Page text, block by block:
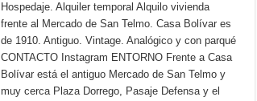
Hospedaje. Alquiler temporal Alquilo vivienda
frente al Mercado de San Telmo. Casa Bolívar es
de 1910. Antiguo. Vintage. Analógico y con parqué
CONTACTO Instagram ENTORNO Frente a Casa
Bolívar está el antiguo Mercado de San Telmo y
muy cerca Plaza Dorrego, Pasaje Defensa y el